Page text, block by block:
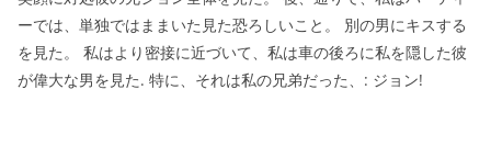
ーでは、単独ではままいた見た恐ろしいこと。 別の男にキスする
を見た。 私はより密接に近づいて、私は車の後ろに私を隠した彼
が偉大な男を見た. 特に、それは私の兄弟だった、: ジョン!